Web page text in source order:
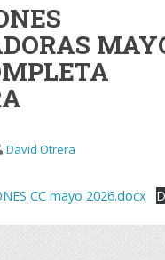
David Otrera
CC mayo 2026.docx